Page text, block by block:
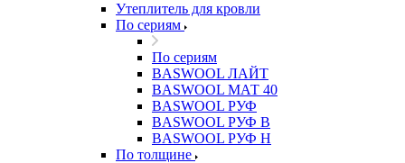
Утеплитель для кровли
По сериям
По сериям
BASWOOL ЛАЙТ
BASWOOL МАТ 40
BASWOOL РУФ
BASWOOL РУФ В
BASWOOL РУФ Н
По толщине